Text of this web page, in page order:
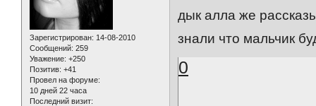
Зарегистрирован: 14-08-2010
Сообщений: 259
Уважение: +250
Позитив: +41
Провел на форуме:
10 дней 22 часа
Последний визит:
дык алла же
знали что мальчик
0